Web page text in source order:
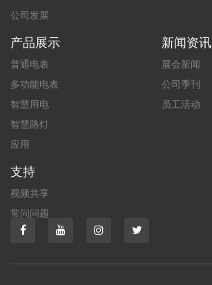
公司发展
产品展示
普通电表
多功能电表
智慧用电
智慧路灯
应用
新闻资讯
展会新闻
公司季刊
员工活动
支持
视频共享
常问问题